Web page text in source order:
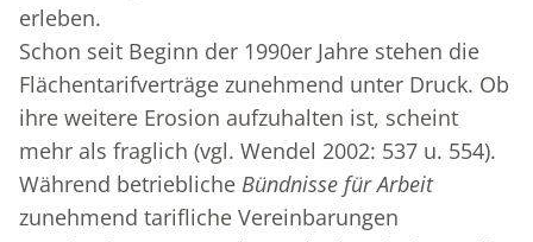
erleben.
Schon seit Beginn der 1990er Jahre stehen die
Flächentarifverträge zunehmend unter Druck. Ob
ihre weitere Erosion aufzuhalten ist, scheint
mehr als fraglich (vgl. Wendel 2002: 537 u. 554).
Während betriebliche Bündnisse für Arbeit
zunehmend tarifliche Vereinbarungen